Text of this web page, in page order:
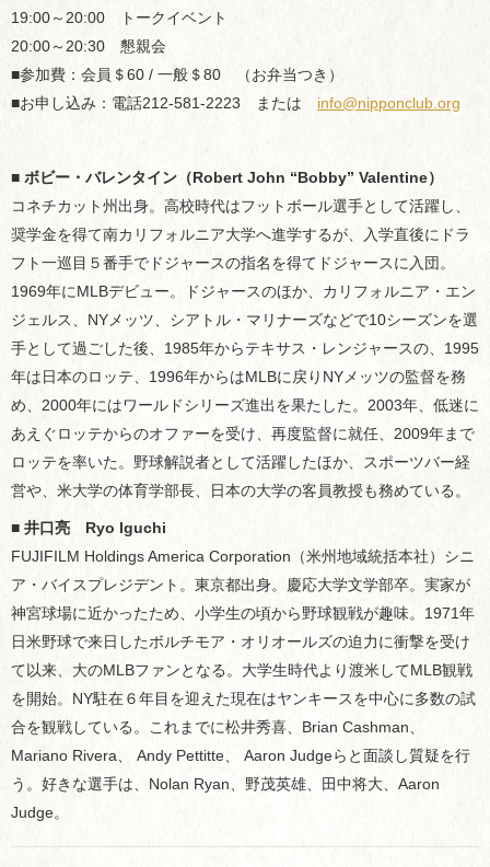
19:00～20:00 トークイベント
20:00～20:30 懇親会
■参加費：会員＄60 / 一般＄80 （お弁当つき）
■お申し込み：電話212-581-2223 または info@nipponclub.org
■ ボビー・バレンタイン（Robert John “Bobby” Valentine）
コネチカット州出身。高校時代はフットボール選手として活躍し、
奨学金を得て南カリフォルニア大学へ進学するが、入学直後にドラ
フト一巡目５番手でドジャースの指名を得てドジャースに入団。
1969年にMLBデビュー。ドジャースのほか、カリフォルニア・エン
ジェルス、NYメッツ、シアトル・マリナーズなどで10シーズンを選
手として過ごした後、1985年からテキサス・レンジャースの、1995
年は日本のロッテ、1996年からはMLBに戻りNYメッツの監督を務
め、2000年にはワールドシリーズ進出を果たした。2003年、低迷に
あえぐロッテからのオファーを受け、再度監督に就任、2009年まで
ロッテを率いた。野球解説者として活躍したほか、スポーツバー経
営や、米大学の体育学部長、日本の大学の客員教授も務めている。
■ 井口亮 Ryo Iguchi
FUJIFILM Holdings America Corporation（米州地域統括本社）シニ
ア・バイスプレジデント。東京都出身。慶応大学文学部卒。実家が
神宮球場に近かったため、小学生の頃から野球観戦が趣味。1971年
日米野球で来日したボルチモア・オリオールズの迫力に衝撃を受け
て以来、大のMLBファンとなる。大学生時代より渡米してMLB観戦
を開始。NY駐在６年目を迎えた現在はヤンキースを中心に多数の試
合を観戦している。これまでに松井秀喜、Brian Cashman、
Mariano Rivera、 Andy Pettitte、 Aaron Judgeらと面談し質疑を行
う。好きな選手は、Nolan Ryan、野茂英雄、田中将大、Aaron
Judge。